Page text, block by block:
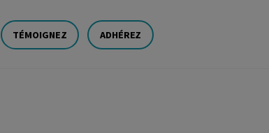
TÉMOIGNEZ ADHÉREZ